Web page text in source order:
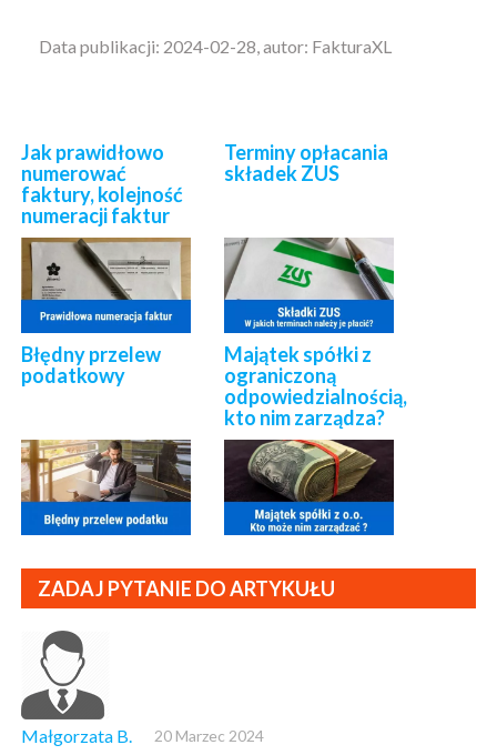
Data publikacji: 2024-02-28, autor: FakturaXL
Jak prawidłowo
numerować
faktury, kolejność
numeracji faktur
Terminy opłacania
składek ZUS
Błędny przelew
podatkowy
Majątek spółki z
ograniczoną
odpowiedzialnością,
kto nim zarządza?
ZADAJ PYTANIE DO ARTYKUŁU
Małgorzata B. 20 Marzec 2024